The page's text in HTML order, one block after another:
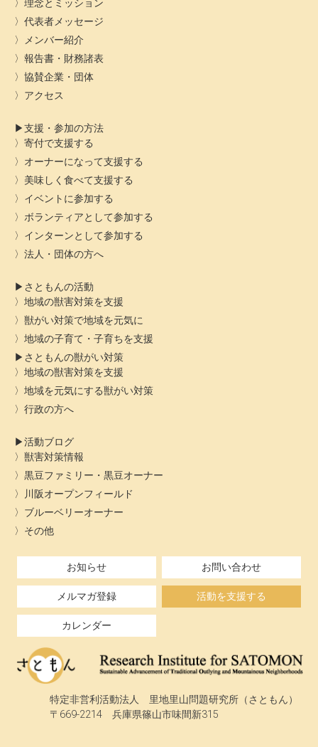
理念とミッション
代表者メッセージ
メンバー紹介
報告書・財務諸表
協賛企業・団体
アクセス
支援・参加の方法
寄付で支援する
オーナーになって支援する
美味しく食べて支援する
イベントに参加する
ボランティアとして参加する
インターンとして参加する
法人・団体の方へ
さともんの活動
地域の獣害対策を支援
獣がい対策で地域を元気に
地域の子育て・子育ちを支援
さともんの獣がい対策
地域の獣害対策を支援
地域を元気にする獣がい対策
行政の方へ
活動ブログ
獣害対策情報
黒豆ファミリー・黒豆オーナー
川阪オープンフィールド
ブルーベリーオーナー
その他
お知らせ お問い合わせ
メルマガ登録 活動を支援する
カレンダー
特定非営利活動法人 里地里山問題研究所（さともん）
〒669-2214 兵庫県篠山市味間新315